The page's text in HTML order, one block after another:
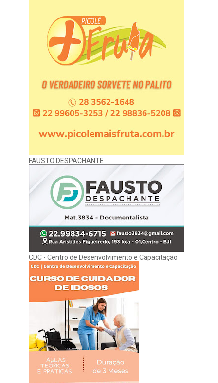
FAUSTO DESPACHANTE
CDC - Centro de Desenvolvimento e Capacitação